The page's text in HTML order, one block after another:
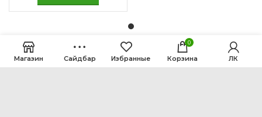
Магазин Сайдбар Избранные
0
Корзина ЛК